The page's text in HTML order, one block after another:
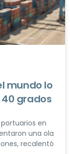
mundo lo
grados
en
una ola
recalentó